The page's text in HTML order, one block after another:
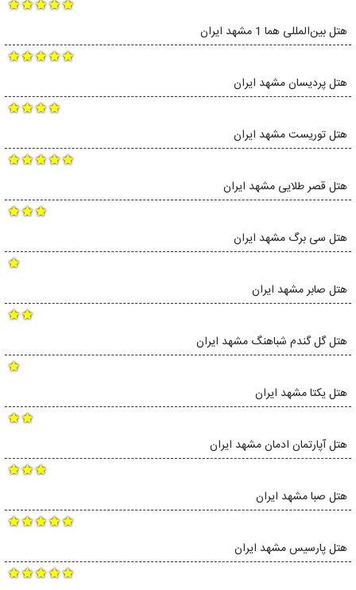
هتل بین‌المللی هما 1 مشهد ایران
هتل پردیسان مشهد ایران
هتل توریست مشهد ایران
هتل قصر طلایی مشهد ایران
هتل سی برگ مشهد ایران
هتل صابر مشهد ایران
هتل گل گندم شباهنگ مشهد ایران
هتل یکتا مشهد ایران
هتل آپارتمان ادمان مشهد ایران
هتل صبا مشهد ایران
هتل پارسیس مشهد ایران